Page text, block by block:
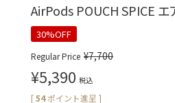
AirPods POUCH SPICE エ
30%OFF
Regular Price ¥7,700
¥5,390 税込
[54ポイント進呈 ]